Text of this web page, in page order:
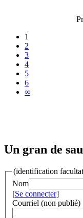
1
2
3
4
5
6
∞
Un gran de
(identification
Nom
[Se connecter]
Courriel (non publié)